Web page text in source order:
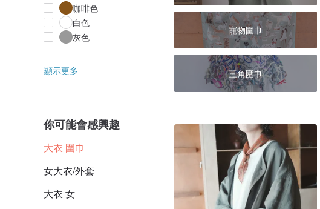
咖啡色
白色
灰色
顯示更多
你可能會感興趣
大衣 圍巾
女大衣/外套
大衣 女
寵物圍巾
三角圍巾